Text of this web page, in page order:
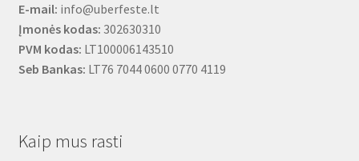
E-mail: info@uberfeste.lt
Įmonės kodas: 302630310
PVM kodas: LT100006143510
Seb Bankas: LT76 7044 0600 0770 4119
Kaip mus rasti